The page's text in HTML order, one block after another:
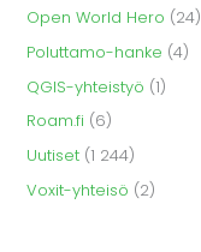
Open World Hero (24)
Poluttamo-hanke (4)
QGIS-yhteistyö (1)
Roam.fi (6)
Uutiset (1 244)
Voxit-yhteisö (2)